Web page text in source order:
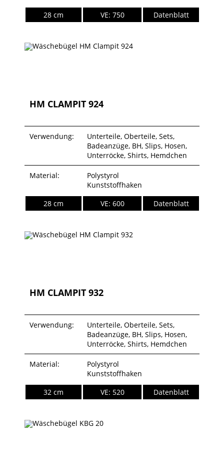
28 cm
VE: 750 Datenblatt
HM CLAMPIT 924
Verwendung:
Unterteile, Oberteile, Sets,
Badeanzüge, BH, Slips, Hosen,
Unterröcke, Shirts, Hemdchen
Material:
Polystyrol
Kunststoffhaken
28 cm
VE: 600 Datenblatt
HM CLAMPIT 932
Verwendung:
Unterteile, Oberteile, Sets,
Badeanzüge, BH, Slips, Hosen,
Unterröcke, Shirts, Hemdchen
Material:
Polystyrol
Kunststoffhaken
32 cm
VE: 520 Datenblatt